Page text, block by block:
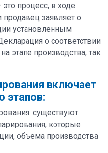
это процесс, в ходе
продавец заявляет о
установленным
о соответствии
этапе производства, так
включает
этапов:
существуют
которые
объема производства